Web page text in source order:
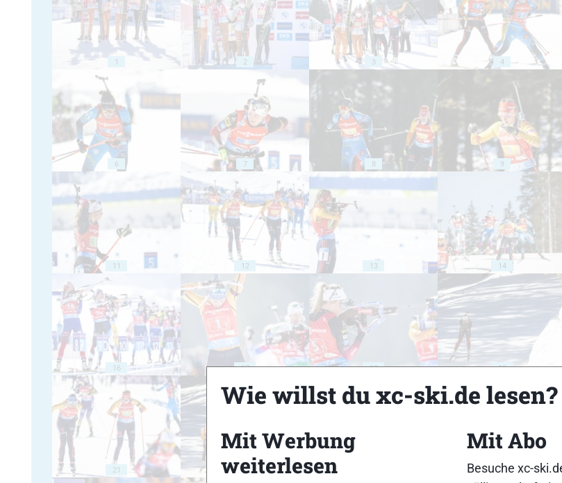
1 2 3 4
6 7 8 9
11 12 13 14
16 17 18 19
21 22 24
Wie willst du xc-ski.de lesen?
Mit Werbung
weiterlesen
Mit Abo
Besuche xc-